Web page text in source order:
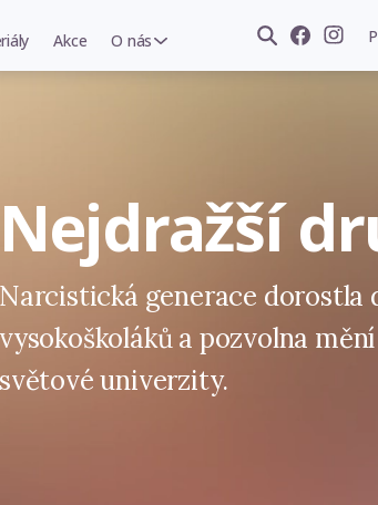
Akce O nás
Nejdražší
Narcistická generace dorostla
vysokoškoláků a pozvolna
světové univerzity.